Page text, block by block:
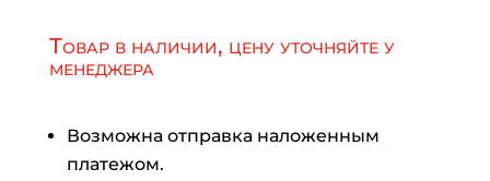
Товар в наличии, цену уточняйте у
менеджера
Возможна отправка наложенным
платежом.